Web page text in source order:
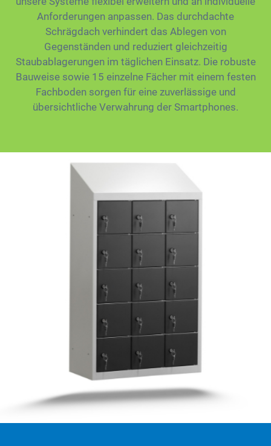
Anforderungen anpassen. Das durchdachte
Schrägdach verhindert das Ablegen von
Gegenständen und reduziert gleichzeitig
Staubablagerungen im täglichen Einsatz. Die robuste
Bauweise sowie 15 einzelne Fächer mit einem festen
Fachboden sorgen für eine zuverlässige und
übersichtliche Verwahrung der Smartphones.